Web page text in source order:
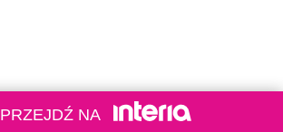
PRZEJDŹ NA